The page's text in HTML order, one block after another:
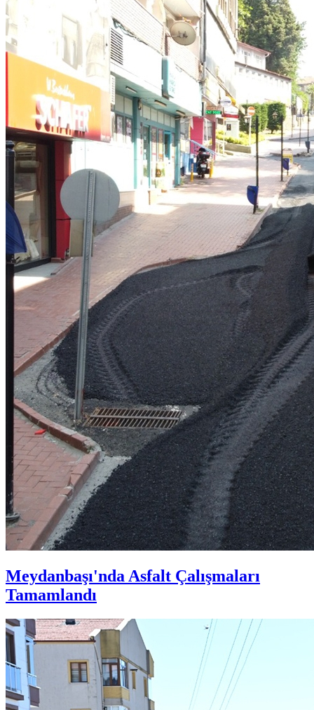
Meydanbaşı'nda Asfalt Çalışmaları
Tamamlandı